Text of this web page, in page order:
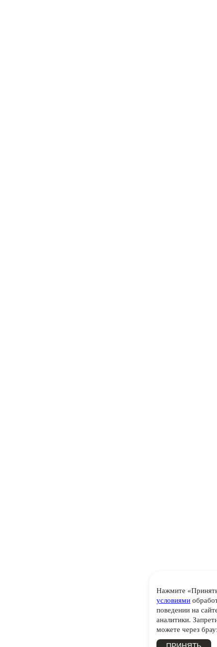
Нажмите
условиями
поведении на
аналитики.
можете через